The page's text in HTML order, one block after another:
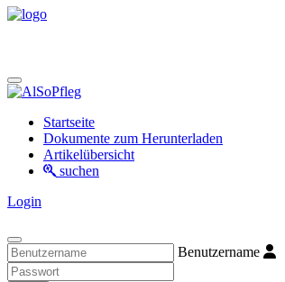
Startseite
Dokumente zum Herunterladen
Artikelübersicht
suchen
Login
Benutzername